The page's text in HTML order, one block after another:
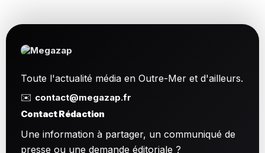
Toute l'actualité média en Outre-Mer et d'ailleurs.
✉️ contact@megazap.fr
Contact Rédaction
Une information à partager, un communiqué de
presse ou une demande éditoriale ?